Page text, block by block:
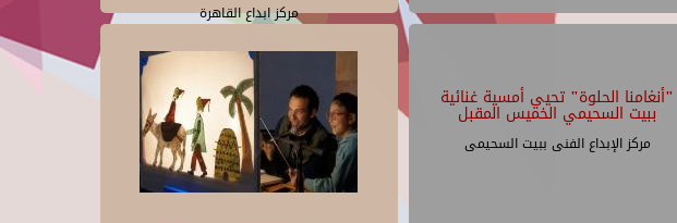
مركز ابداع القاهرة
"أنغامنا الحلوة" تحيي أمسية غنائية
ببيت السحيمي الخميس المقبل
مركز الإبداع الفنى ببيت السحيمى